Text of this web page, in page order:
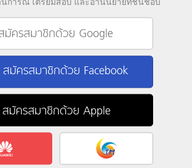
มัครสมาชิกด้วย Google
สมัครสมาชิกด้วย Facebook
สมัครสมาชิกด้วย Apple